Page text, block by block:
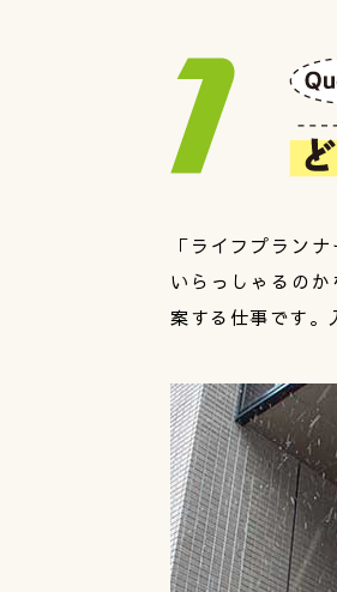
「ライフプラン
いらっしゃるの
案する仕事です。